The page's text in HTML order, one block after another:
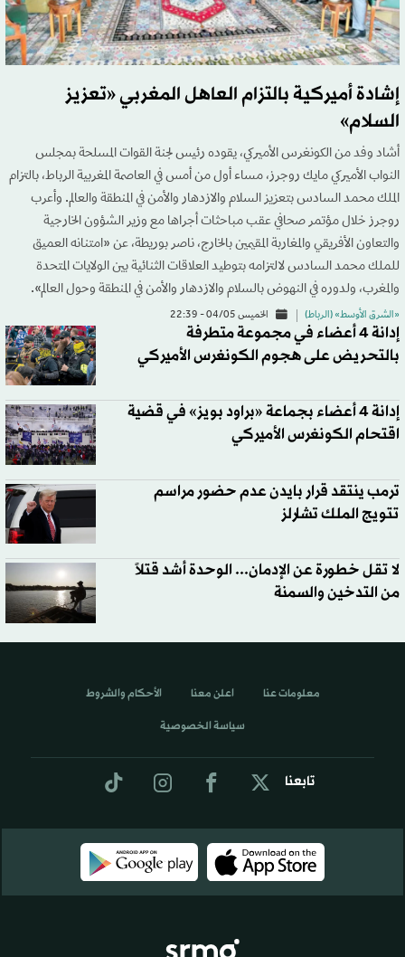
إشادة أميركية بالتزام العاهل المغربي «تعزيز
السلام»
أشاد وفد من الكونغرس الأميركي، يقوده رئيس لجنة القوات المسلحة بمجلس
النواب الأميركي مايك روجرز، مساء أول من أمس في العاصمة المغربية الرباط، بالتزام
الملك محمد السادس بتعزيز السلام والازدهار والأمن في المنطقة والعالم. وأعرب
روجرز خلال مؤتمر صحافي عقب مباحثات أجراها مع وزير الشؤون الخارجية
والتعاون الأفريقي والمغاربة المقيمين بالخارج، ناصر بوريطة، عن «امتنانه العميق
للملك محمد السادس لالتزامه بتوطيد العلاقات الثنائية بين الولايات المتحدة
والمغرب، ولدوره في النهوض بالسلام والازدهار والأمن في المنطقة وحول العالم».
«الشرق الأوسط» (الرباط) الخميس 04/05 - 22:39
إدانة 4 أعضاء في مجموعة متطرفة
بالتحريض على هجوم الكونغرس الأميركي
إدانة 4 أعضاء بجماعة «براود بويز» في قضية
اقتحام الكونغرس الأميركي
ترمب ينتقد قرار بايدن عدم حضور مراسم
تتويج الملك تشارلز
لا تقل خطورة عن الإدمان... الوحدة أشد قتلاً
من التدخين والسمنة
تابعنا
معلومات عنا اعلن معنا الأحكام والشروط
سياسة الخصوصية